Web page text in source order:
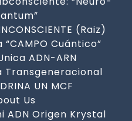
(Raiz)
Cuántico”
ADN-ARN
Transgeneracional
UN MCF
Us
ADN Origen Krystal